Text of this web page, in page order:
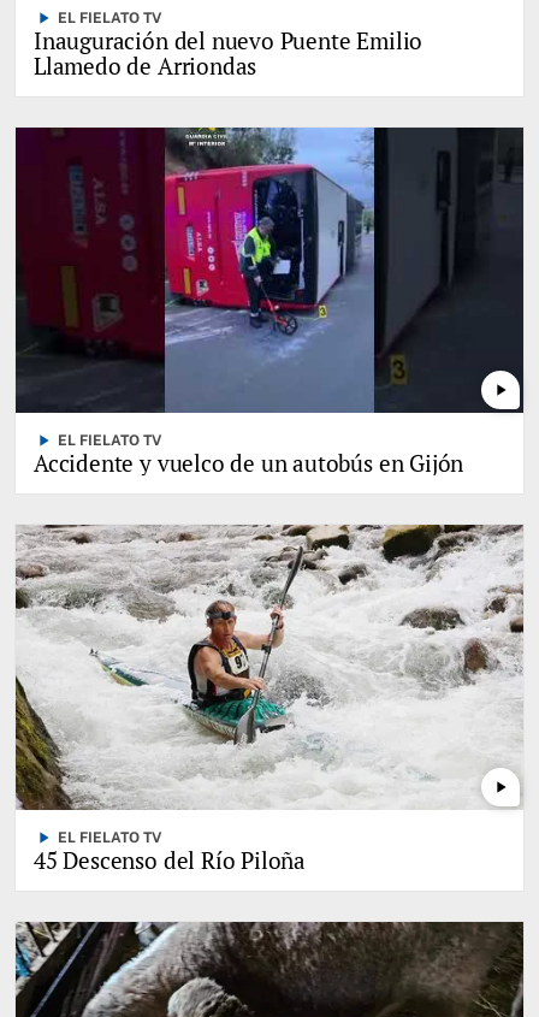
play_arrow EL FIELATO TV
Inauguración del nuevo Puente Emilio
Llamedo de Arriondas
play_arrow
play_arrow EL FIELATO TV
Accidente y vuelco de un autobús en Gijón
play_arrow
play_arrow EL FIELATO TV
45 Descenso del Río Piloña